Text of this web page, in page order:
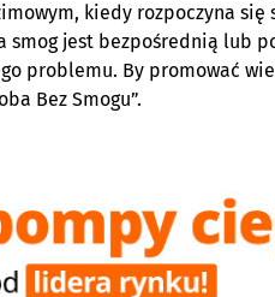
kiedy rozpoczyna się
smog jest bezpośrednią lub
problemu. By promować
Bez Smogu”.